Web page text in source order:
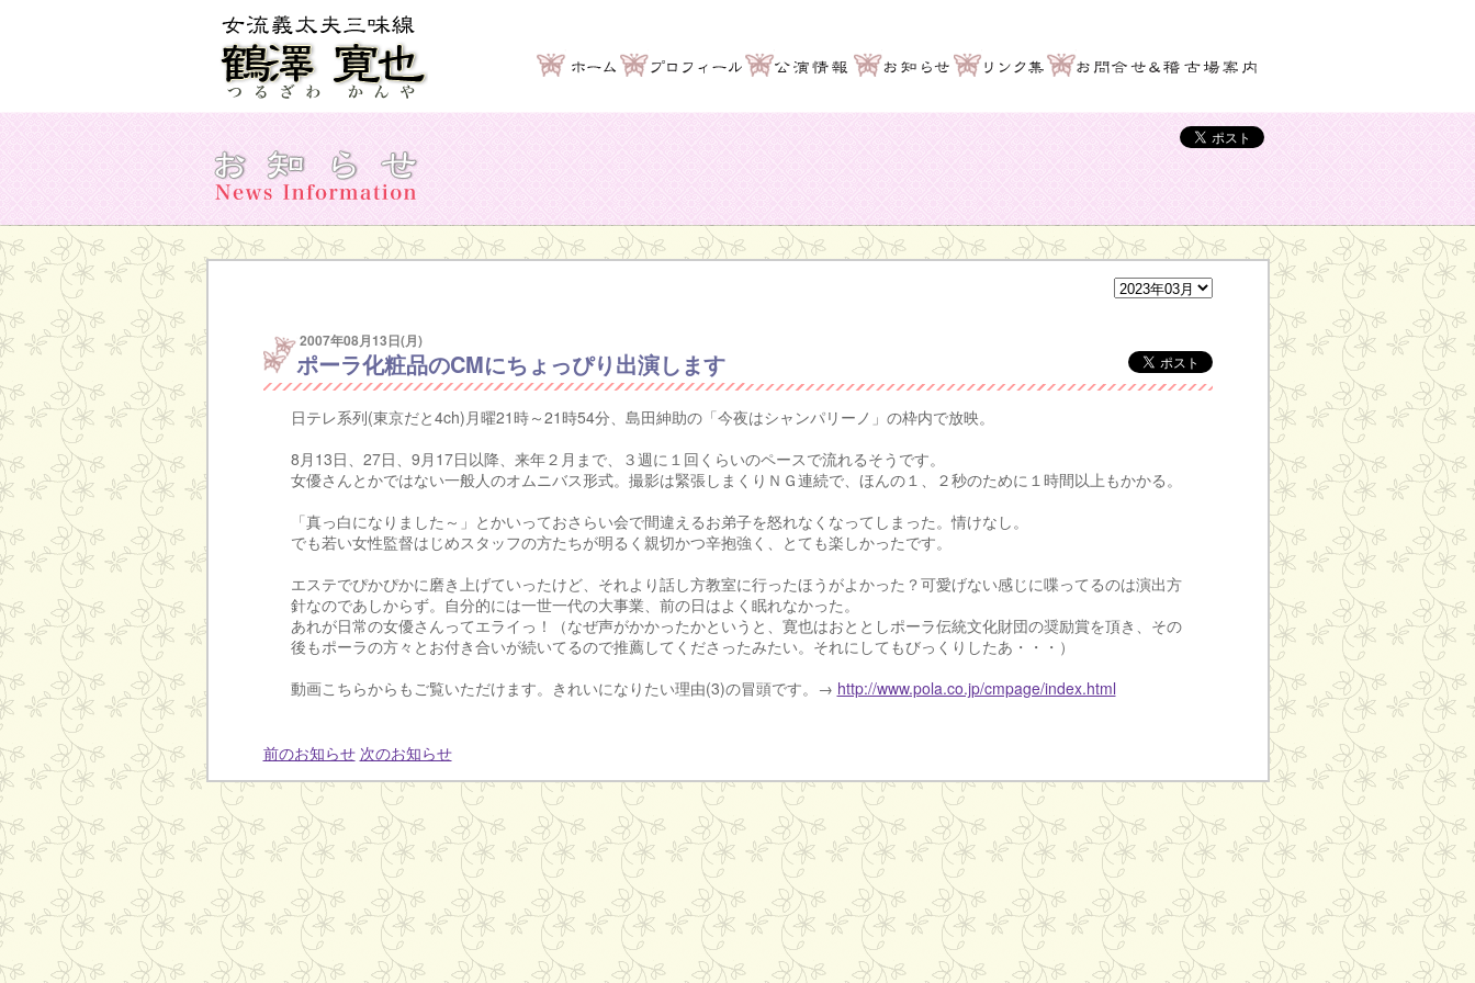
2007年08月13日(月)
ポーラ化粧品のCMにちょっぴり出演します
日テレ系列(東京だと4ch)月曜21時～21時54分、島田紳助の「今夜はシャンパリーノ」の枠内で放映。
8月13日、27日、9月17日以降、来年２月まで、３週に１回くらいのペースで流れるそうです。
女優さんとかではない一般人のオムニバス形式。撮影は緊張しまくりＮＧ連続で、ほんの１、２秒のために１時間以上もかかる。
「真っ白になりました～」とかいっておさらい会で間違えるお弟子を怒れなくなってしまった。情けなし。
でも若い女性監督はじめスタッフの方たちが明るく親切かつ辛抱強く、とても楽しかったです。
エステでぴかぴかに磨き上げていったけど、それより話し方教室に行ったほうがよかった？可愛げない感じに喋ってるのは演出方
針なのであしからず。自分的には一世一代の大事業、前の日はよく眠れなかった。
あれが日常の女優さんってエライっ！（なぜ声がかかったかというと、寛也はおととしポーラ伝統文化財団の奨励賞を頂き、その
後もポーラの方々とお付き合いが続いてるので推薦してくださったみたい。それにしてもびっくりしたあ・・・）
動画こちらからもご覧いただけます。きれいになりたい理由(3)の冒頭です。→ http://www.pola.co.jp/cmpage/index.html
前のお知らせ 次のお知らせ